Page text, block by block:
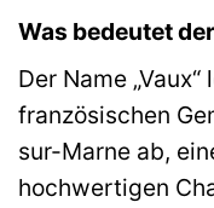
Was bedeutet
Der Name
französischen
sur-Marne ab,
hochwertigen